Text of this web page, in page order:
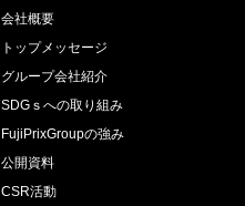
会社概要
トップメッセージ
グループ会社紹介
SDGｓへの取り組み
FujiPrixGroupの強み
公開資料
CSR活動